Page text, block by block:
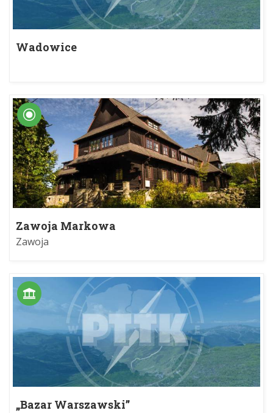
Wadowice
Zawoja Markowa
Zawoja
„Bazar Warszawski”